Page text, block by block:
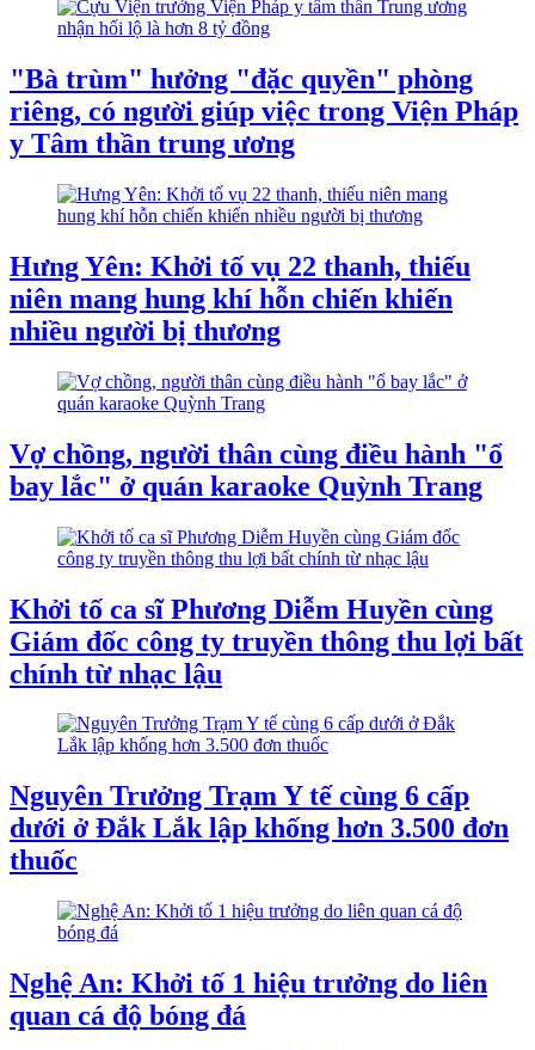
"Bà trùm" hưởng "đặc quyền" phòng
riêng, có người giúp việc trong Viện Pháp
y Tâm thần trung ương
Hưng Yên: Khởi tố vụ 22 thanh, thiếu
niên mang hung khí hỗn chiến khiến
nhiều người bị thương
Vợ chồng, người thân cùng điều hành "ổ
bay lắc" ở quán karaoke Quỳnh Trang
Khởi tố ca sĩ Phương Diễm Huyền cùng
Giám đốc công ty truyền thông thu lợi bất
chính từ nhạc lậu
Nguyên Trưởng Trạm Y tế cùng 6 cấp
dưới ở Đắk Lắk lập khống hơn 3.500 đơn
thuốc
Nghệ An: Khởi tố 1 hiệu trưởng do liên
quan cá độ bóng đá